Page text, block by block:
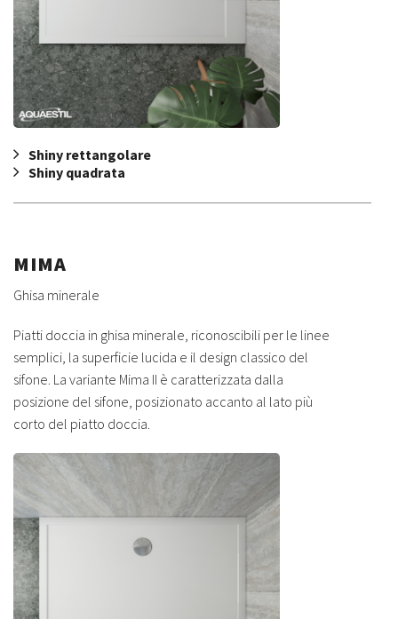
Shiny rettangolare
Shiny quadrata
MIMA
Ghisa minerale
Piatti doccia in ghisa minerale, riconoscibili per le linee
semplici, la superficie lucida e il design classico del
sifone. La variante Mima II è caratterizzata dalla
posizione del sifone, posizionato accanto al lato più
corto del piatto doccia.